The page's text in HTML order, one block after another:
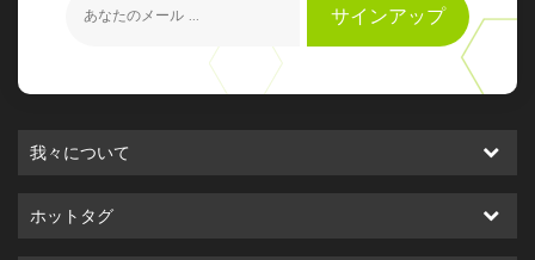
サインアップ
我々について
ホットタグ